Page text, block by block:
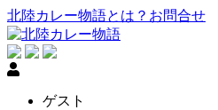
北陸カレー物語とは？ お問合せ
ゲスト